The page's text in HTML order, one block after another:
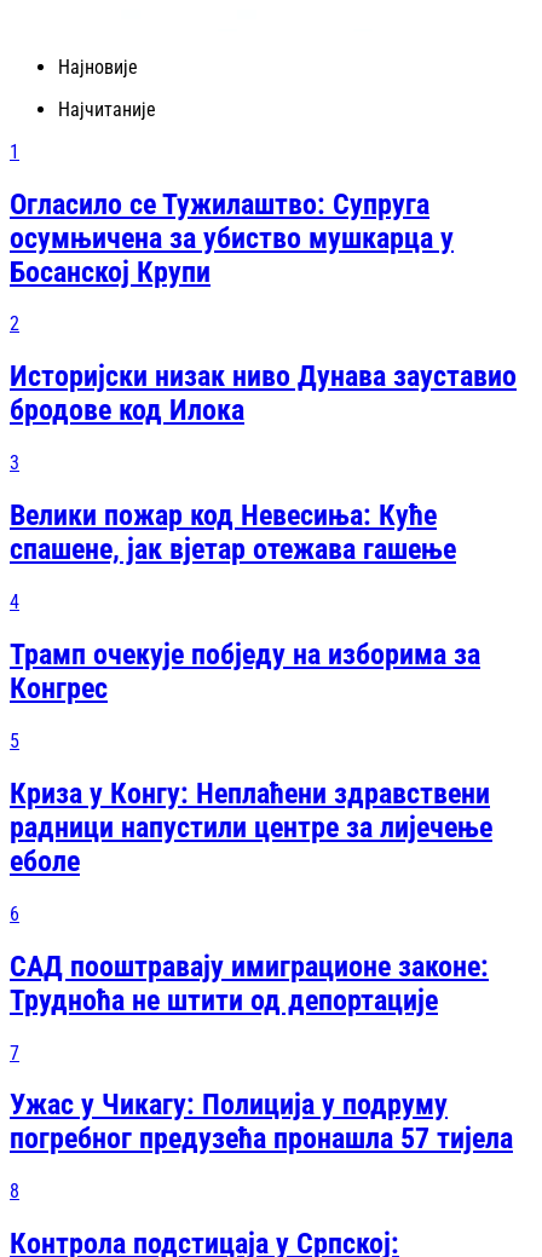
Најновије
Најчитаније
1
Огласило се Тужилаштво: Супруга
осумњичена за убиство мушкарца у
Босанској Крупи
2
Историјски низак ниво Дунава зауставио
бродове код Илока
3
Велики пожар код Невесиња: Куће
спашене, јак вjетар отежава гашење
4
Трамп очекује побједу на изборима за
Конгрес
5
Криза у Конгу: Неплаћени здравствени
радници напустили центре за лијечење
еболе
6
САД пооштравају имиграционе законе:
Трудноћа не штити од депортације
7
Ужас у Чикагу: Полиција у подруму
погребног предузећа пронашла 57 тијела
8
Контрола подстицаја у Српској: